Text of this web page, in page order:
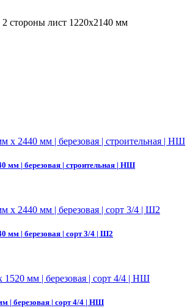
стороны лист 1220х2140 мм
| березовая | строительная | НШ
| березовая | сорт 3/4 | Ш2
| березовая | сорт 4/4 | НШ